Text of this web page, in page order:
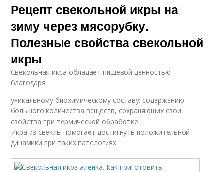
Рецепт свекольной икры на
зиму через мясорубку.
Полезные свойства свекольной
икры
Свекольная икра обладает пищевой ценностью
благодаря:
уникальному биохимическому составу; содержанию
большого количества веществ, сохраняющих свои
свойства при термической обработке.
Икра из свеклы помогает достигнуть положительной
динамики при таких патологиях: